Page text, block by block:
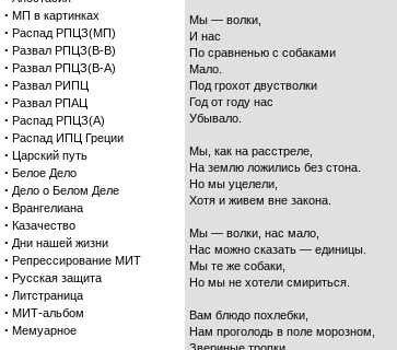
· МП в картинках
· Распад РПЦЗ(МП)
· Развал РПЦЗ(В-В)
· Развал РПЦЗ(В-А)
· Развал РИПЦ
· Развал РПАЦ
· Распад РПЦЗ(А)
· Распад ИПЦ Греции
· Царский путь
· Белое Дело
· Дело о Белом Деле
· Врангелиана
· Казачество
· Дни нашей жизни
· Репрессирование МИТ
· Русская защита
· Литстраница
· МИТ-альбом
· Мемуарное
Мы — волки,
И нас
По сравненью с собаками
Мало.
Под грохот двустволки
Год от году нас
Убывало.
Мы, как на расстреле,
На землю ложились без стона.
Но мы уцелели,
Хотя и живем вне закона.
Мы — волки, нас мало,
Нас можно сказать — единицы.
Мы те же собаки,
Но мы не хотели смириться.
Вам блюдо похлебки,
Нам проголодь в поле морозном,